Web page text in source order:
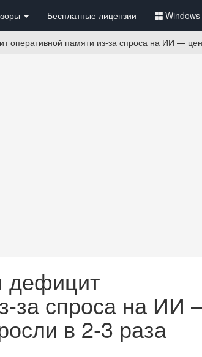
Бесплатные лицензии Windows
оперативной памяти из-за спроса на ИИ —
дефицит
за спроса на ИИ
в 2-3 раза